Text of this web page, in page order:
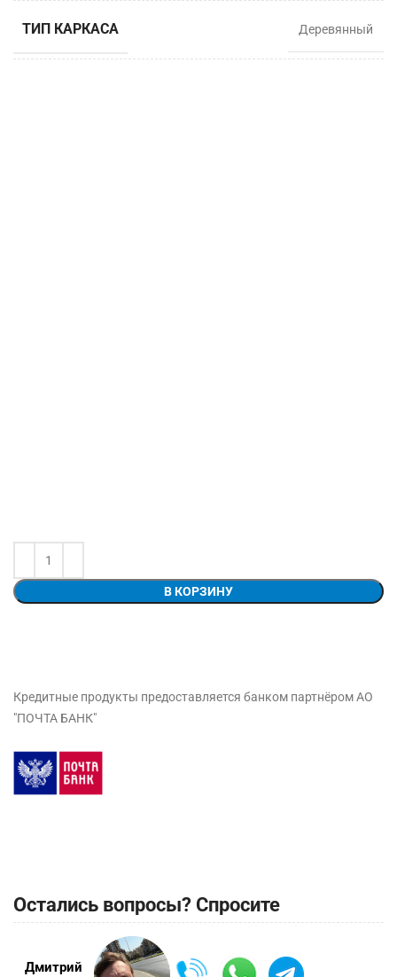
ТИП КАРКАСА Деревянный
В КОРЗИНУ
Кредитные продукты предоставляется банком партнёром АО
"ПОЧТА БАНК"
Остались вопросы? Спросите
Дмитрий